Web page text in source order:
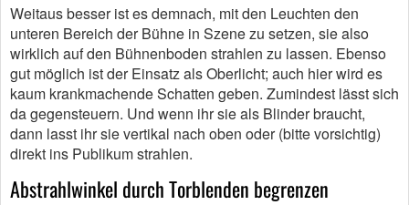
Weitaus besser ist es demnach, mit den Leuchten den
unteren Bereich der Bühne in Szene zu setzen, sie also
wirklich auf den Bühnenboden strahlen zu lassen. Ebenso
gut möglich ist der Einsatz als Oberlicht; auch hier wird es
kaum krankmachende Schatten geben. Zumindest lässt sich
da gegensteuern. Und wenn ihr sie als Blinder braucht,
dann lasst ihr sie vertikal nach oben oder (bitte vorsichtig)
direkt ins Publikum strahlen.
Abstrahlwinkel durch Torblenden begrenzen